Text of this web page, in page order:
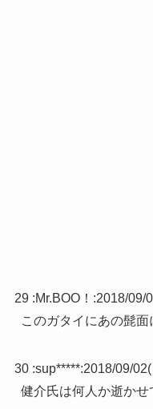
29 :Mr.BOO！ :2018/09/
このガタイにあの髭
30 :sup*****:2018/09/
健介氏は何人か逝かせ